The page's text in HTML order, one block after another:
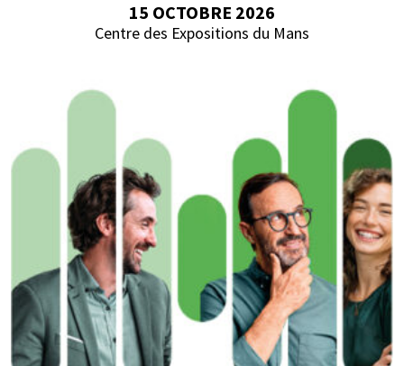
15 OCTOBRE 2026
Centre des Expositions du Mans